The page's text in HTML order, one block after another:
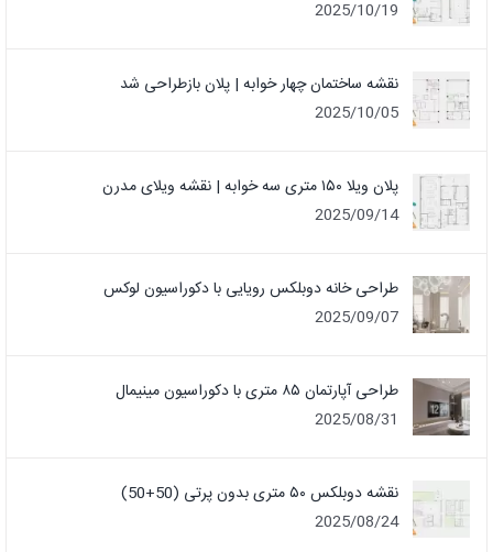
2025/10/19
نقشه ساختمان چهار خوابه | پلان بازطراحی شد
2025/10/05
پلان ویلا ۱۵۰ متری سه خوابه | نقشه ویلای مدرن
2025/09/14
طراحی خانه دوبلکس رویایی با دکوراسیون لوکس
2025/09/07
طراحی آپارتمان ۸۵ متری با دکوراسیون مینیمال
2025/08/31
نقشه دوبلکس ۵۰ متری بدون پرتی (50+50)
2025/08/24